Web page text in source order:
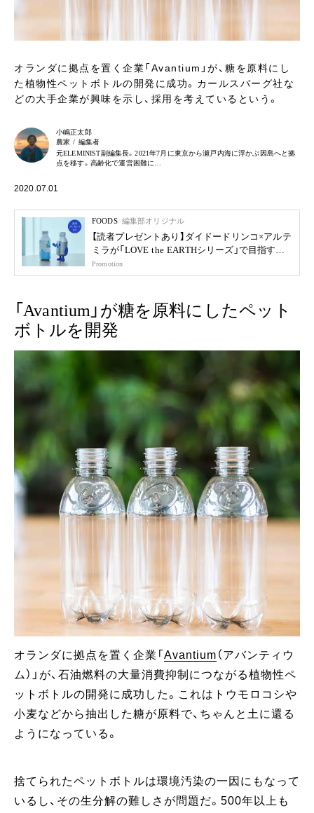
オランダに拠点を置く企業「Avantium」が、糖を原料にし
た植物性ペットボトルの開発に成功。カールスバーグ社な
どの大手企業が興味を示し、採用を考えているという。
小嶋正太郎
農家 / 編集者
元ELEMINIST副編集長。2021年7月に東京から瀬戸内海に浮かぶ因島へと拠
点を移す。高齢化で運営困難に…
2020.07.01
FOODS 編集部オリジナル
【読者プレゼントあり】ダイドードリンコ×アルテ
ミラが「LOVE the EARTHシリーズ」で目指す未
来
Promotion
「Avantium」が糖を原料にしたペット
ボトルを開発
オランダに拠点を置く企業「 Avantium （アバンティウ
ム）」が、石油燃料の大量消費抑制につながる植物性ペ
ットボトルの開発に成功した。これはトウモロコシや
小麦などから抽出した糖が原料で、ちゃんと土に還る
ようになっている。
捨てられたペットボトルは環境汚染の一因にもなって
いるし、その生分解の難しさが問題だ。500年以上も